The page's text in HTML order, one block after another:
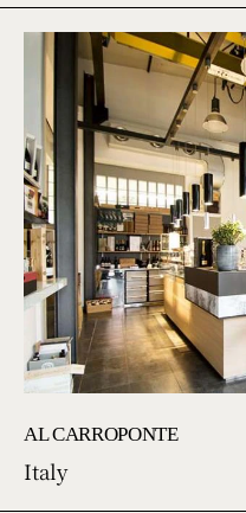
AL CARROPONTE
Italy